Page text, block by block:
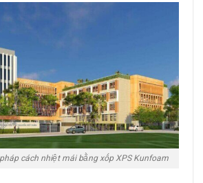
cách nhiệt mái bằng xốp XPS Kunfoam